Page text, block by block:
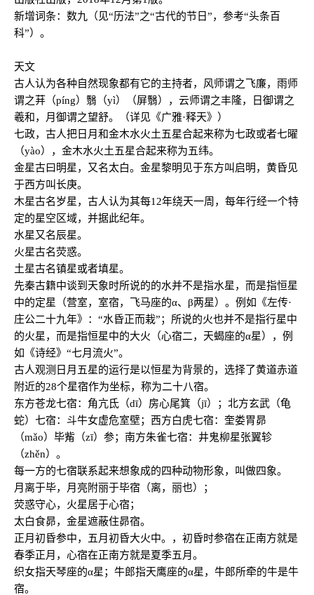
新增词条：数九（见“历法”之“古代的节日”，参考“头条百
科”）。
天文
古人认为各种自然现象都有它的主持者，风师谓之飞廉，雨师
谓之荓（píng）翳（yì）（屏翳），云师谓之丰隆，日御谓之
羲和，月御谓之望舒。（详见《广雅·释天》）
七政，古人把日月和金木水火土五星合起来称为七政或者七曜
（yào），金木水火土五星合起来称为五纬。
金星古曰明星，又名太白。金星黎明见于东方叫启明，黄昏见
于西方叫长庚。
木星古名岁星，古人认为其每12年绕天一周，每年行经一个特
定的星空区域，并据此纪年。
水星又名辰星。
火星古名荧惑。
土星古名镇星或者填星。
先秦古籍中谈到天象时所说的的水并不是指水星，而是指恒星
中的定星（营室，室宿，飞马座的α、β两星）。例如《左传·
庄公二十九年》：“水昏正而栽”；所说的火也并不是指行星中
的火星，而是指恒星中的大火（心宿二，天蝎座的α星），例
如《诗经》“七月流火”。
古人观测日月五星的运行是以恒星为背景的，选择了黄道赤道
附近的28个星宿作为坐标，称为二十八宿。
东方苍龙七宿：角亢氐（dī）房心尾箕（jī）；北方玄武（龟
蛇）七宿：斗牛女虚危室壁；西方白虎七宿：奎娄胃昴
（mǎo）毕觜（zī）参；南方朱雀七宿：井鬼柳星张翼轸
（zhěn）。
每一方的七宿联系起来想象成的四种动物形象，叫做四象。
月离于毕，月亮附丽于毕宿（离，丽也）；
荧惑守心，火星居于心宿；
太白食昴，金星遮蔽住昴宿。
正月初昏参中，五月初昏大火中。，初昏时参宿在正南方就是
春季正月，心宿在正南方就是夏季五月。
织女指天琴座的α星；牛郎指天鹰座的α星，牛郎所牵的牛是牛
宿。